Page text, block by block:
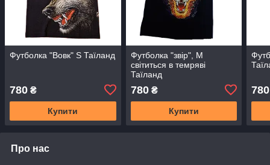
Футболка "Вовк" S Таїланд
780 ₴
Купити
Футболка "звір", M
світиться в темряві
Таїланд
780₴
Купити
780
Про нас